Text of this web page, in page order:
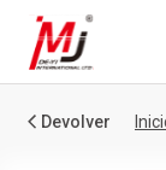
Devolver